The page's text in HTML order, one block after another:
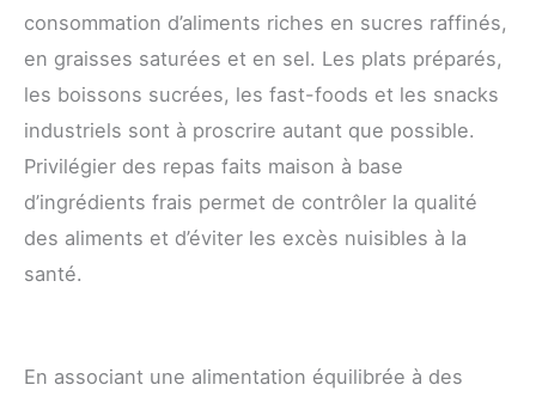
consommation d’aliments riches en sucres raffinés,
en graisses saturées et en sel. Les plats préparés,
les boissons sucrées, les fast-foods et les snacks
industriels sont à proscrire autant que possible.
Privilégier des repas faits maison à base
d’ingrédients frais permet de contrôler la qualité
des aliments et d’éviter les excès nuisibles à la
santé.
En associant une alimentation équilibrée à des